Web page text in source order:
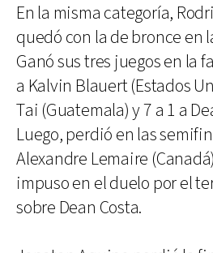
En la misma categoría,
quedó con la de bronce en
Ganó sus tres juegos en la
a Kalvin Blauert (Estados
Tai (Guatemala) y 7 a 1 a
Luego, perdió en las
Alexandre Lemaire
impuso en el duelo por el
sobre Dean Costa.